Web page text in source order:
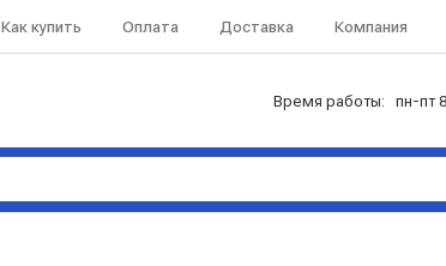
Как купить Оплата Доставка Компания
Время работы: пн-пт